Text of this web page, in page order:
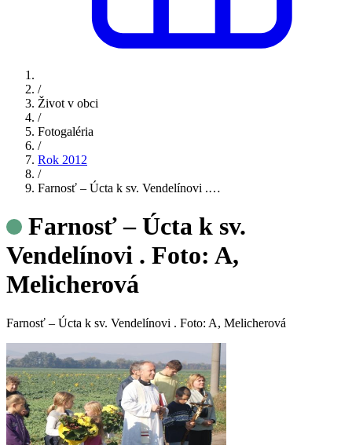
/
Život v obci
/
Fotogaléria
/
Rok 2012
/
Farnosť – Úcta k sv. Vendelínovi .…
Farnosť – Úcta k sv.
Vendelínovi . Foto: A,
Melicherová
Farnosť – Úcta k sv. Vendelínovi . Foto: A, Melicherová